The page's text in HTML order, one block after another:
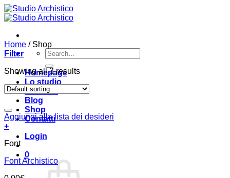
Salta
ai
Search
for:
Homepage
Lo studio
Portfolio
Blog
Shop
Contatti
Login
0
Home /Shop
Filter
Showing all 3 results
Aggiungi alla lista dei desideri
+
Font
Font Archistico